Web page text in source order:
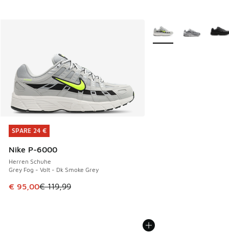
SPARE 24 €
Nike P-6000
Herren Schuhe
Grey Fog - Volt - Dk Smoke Grey
Dieser Artikel ist im Sale. Der Preis ist von € 119,99 auf €
€ 95,00€ 119,99
SPARE 24 €
Weitere Farben